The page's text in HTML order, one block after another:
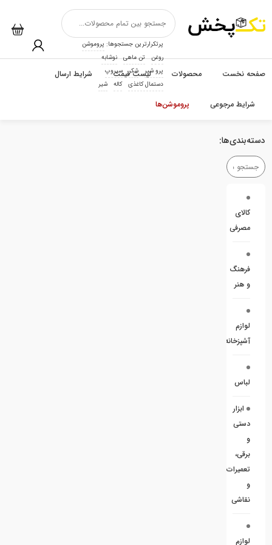
پرتکرارترین جستجوها: پروموشن
روغن
تن ماهی
نوشابه
پرو شیر
شکر
سیروپ
دستمال کاغذی
کاله شیر
صفحه نخست محصولات لیست قیمت شرایط ارسال
شرایط مرجوعی پروموشن‌ها
دسته‌بندی‌ها:
کالای
مصرفی
فرهنگ
و هنر
لوازم
آشپزخانه
لباس
ابزار
دستی
و
برقی،
تعمیرات
و
نقاشی
لوازم